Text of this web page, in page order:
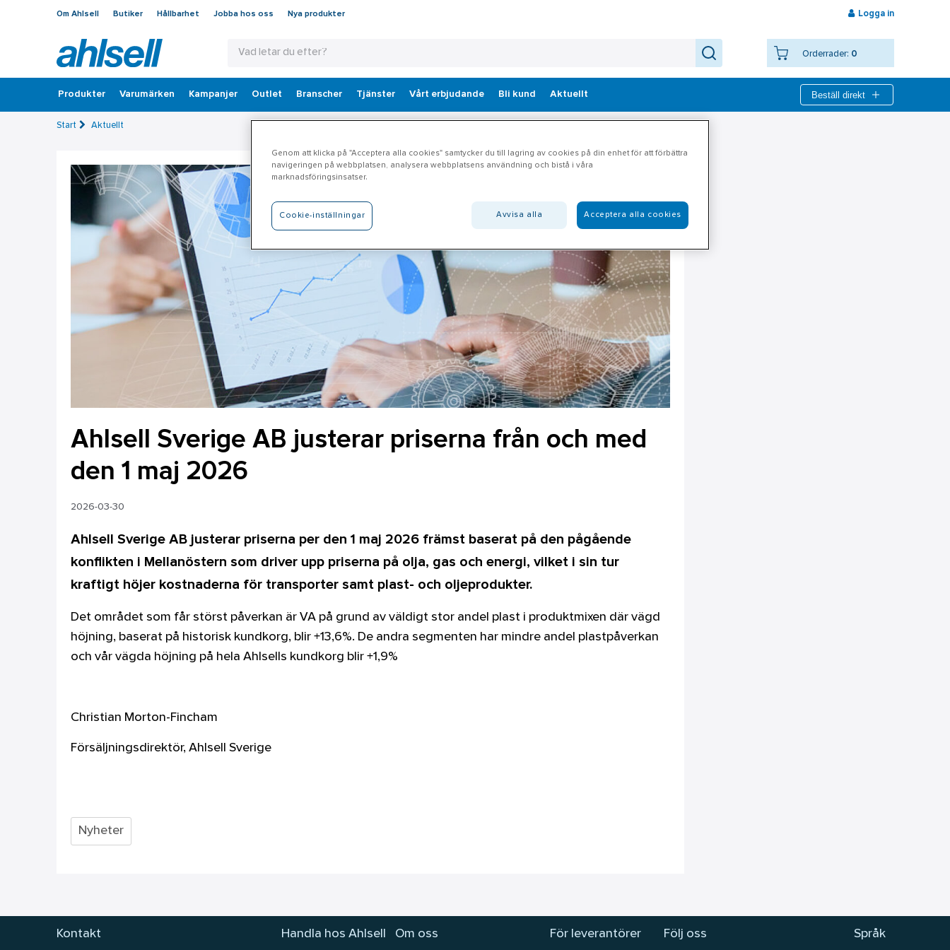
Om Ahlsell Butiker Hållbarhet Jobba hos oss Nya produkter Logga in
Orderrader: 0
Produkter Varumärken Kampanjer Outlet Branscher Tjänster Vårt erbjudande Bli kund Aktuellt Beställ direkt
Start Aktuellt
Ahlsell Sverige AB justerar priserna från och med
den 1 maj 2026
2026-03-30
Ahlsell Sverige AB justerar priserna per den 1 maj 2026 främst baserat på den pågående
konflikten i Mellanöstern som driver upp priserna på olja, gas och energi, vilket i sin tur
kraftigt höjer kostnaderna för transporter samt plast- och oljeprodukter.
Det området som får störst påverkan är VA på grund av väldigt stor andel plast i produktmixen där vägd
höjning, baserat på historisk kundkorg, blir +13,6%. De andra segmenten har mindre andel plastpåverkan
och vår vägda höjning på hela Ahlsells kundkorg blir +1,9%
Christian Morton-Fincham
Försäljningsdirektör, Ahlsell Sverige
Nyheter
Kontakt Handla hos Ahlsell Om oss För leverantörer Följ oss Språk
Genom att klicka på "Acceptera alla cookies" samtycker du till lagring av cookies på din enhet för att förbättra
navigeringen på webbplatsen, analysera webbplatsens användning och bistå i våra
marknadsföringsinsatser.
Cookie-inställningar Avvisa alla Acceptera alla cookies